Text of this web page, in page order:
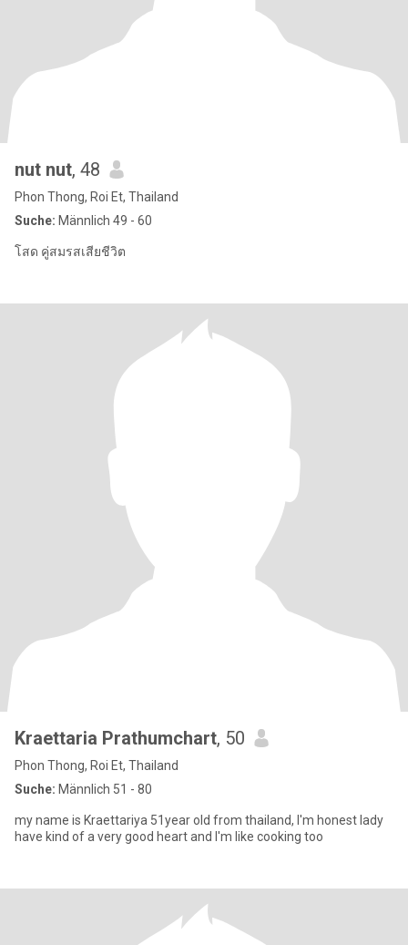
nut nut, 48
Phon Thong, Roi Et, Thailand
Suche: Männlich 49 - 60
โสด คู่สมรสเสียชีวิต
Kraettaria Prathumchart, 50
Phon Thong, Roi Et, Thailand
Suche: Männlich 51 - 80
my name is Kraettariya 51year old from thailand, I'm honest lady
have kind of a very good heart and I'm like cooking too